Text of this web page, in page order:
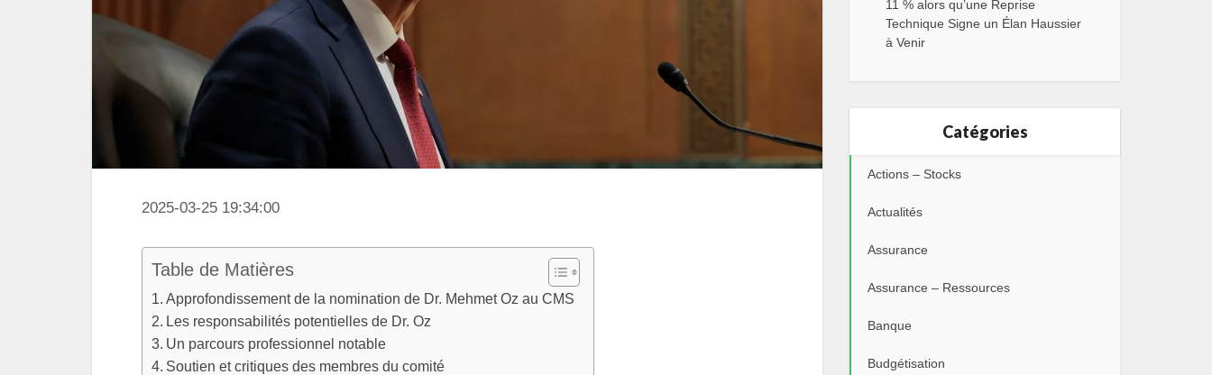
2025-03-25 19:34:00
Table de Matières
Approfondissement de la nomination de Dr. Mehmet Oz au CMS
Les responsabilités potentielles de Dr. Oz
Un parcours professionnel notable
Soutien et critiques des membres du comité
11 % alors qu’une Reprise
Technique Signe un Élan Haussier
à Venir
Catégories
Actions – Stocks
Actualités
Assurance
Assurance – Ressources
Banque
Budgétisation